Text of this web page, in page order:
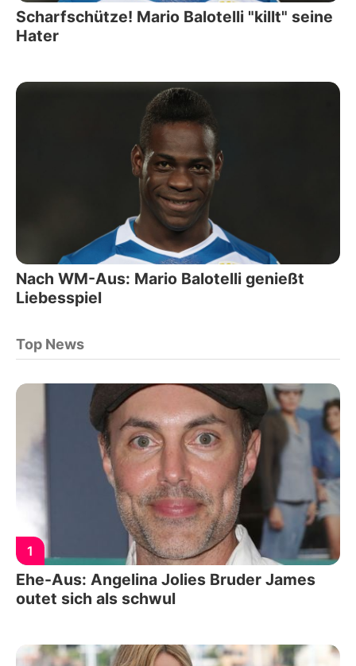
Scharfschütze! Mario Balotelli "killt" seine
Hater
Nach WM-Aus: Mario Balotelli genießt
Liebesspiel
Top News
1
Ehe-Aus: Angelina Jolies Bruder James
outet sich als schwul